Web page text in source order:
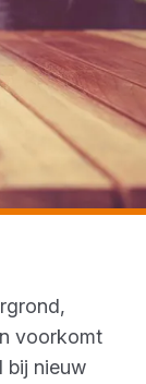
voorkomt
bij nieuw